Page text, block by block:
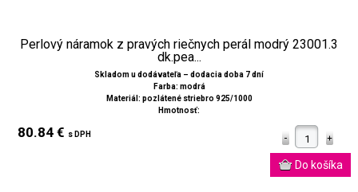
Perlový náramok z pravých riečnych perál modrý 23001.3
dk.pea...
Skladom u dodávateľa – dodacia doba 7 dní
Farba: modrá
Materiál: pozlátené striebro 925/1000
Hmotnosť:
80.84 € s DPH